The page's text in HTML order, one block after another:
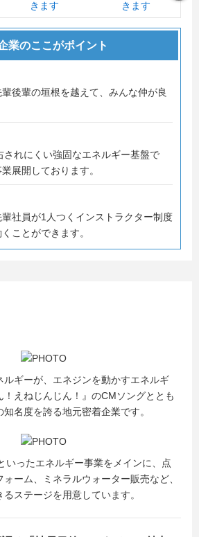
経営なし』
にお金と時間を惜しみません！
＝＝＝＝＝＝＝＝＝＝＝＝＝＝＝＝
体認証「レジリエンス認証」取得！＝
し』
担うエネジンは、地域の安心・安全
＝＝＝＝＝＝＝＝＝＝＝＝＝＝＝＝
経営優良法人2026」6年連続認定！＝
＝＝＝＝＝＝＝＝＝＝＝＝＝＝＝＝
業のここがポイント
後輩の垣根を越えて、みんな仲が良
されにくい強固なエネルギー基盤で
展開しております。
社員が1人つくインストラクター制度
ことができます。
ルギーが、エネジンを動かすエネルギ
！えねじんじん！』のCMソングととも
名度を誇る地元密着企業です。
いったエネルギー事業をメインに、点
ーム、ミネラルウォーター販売など、
ステージを用意しています。